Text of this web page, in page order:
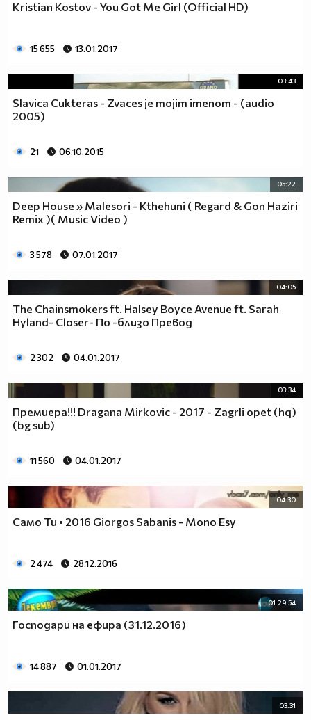
Kristian Kostov - You Got Me Girl (Official HD)
15 655 13.01.2017
03:43
Slavica Cukteras - Zvaces je mojim imenom - (audio
2005)
21 06.10.2015
05:22
Deep House » Malesori - Kthehuni ( Regard & Gon Haziri
Remix )( Music Video )
3 578 07.01.2017
04:05
The Chainsmokers ft. Halsey Boyce Avenue ft. Sarah
Hyland- Closer- По -близо Превод
2 302 04.01.2017
03:34
Премиера!!! Dragana Mirkovic - 2017 - Zagrli opet (hq)
(bg sub)
11 560 04.01.2017
04:30
Само Ти • 2016 Giorgos Sabanis - Mono Esy
2 474 28.12.2016
01:29:54
Господари на ефира (31.12.2016)
14 887 01.01.2017
03:31